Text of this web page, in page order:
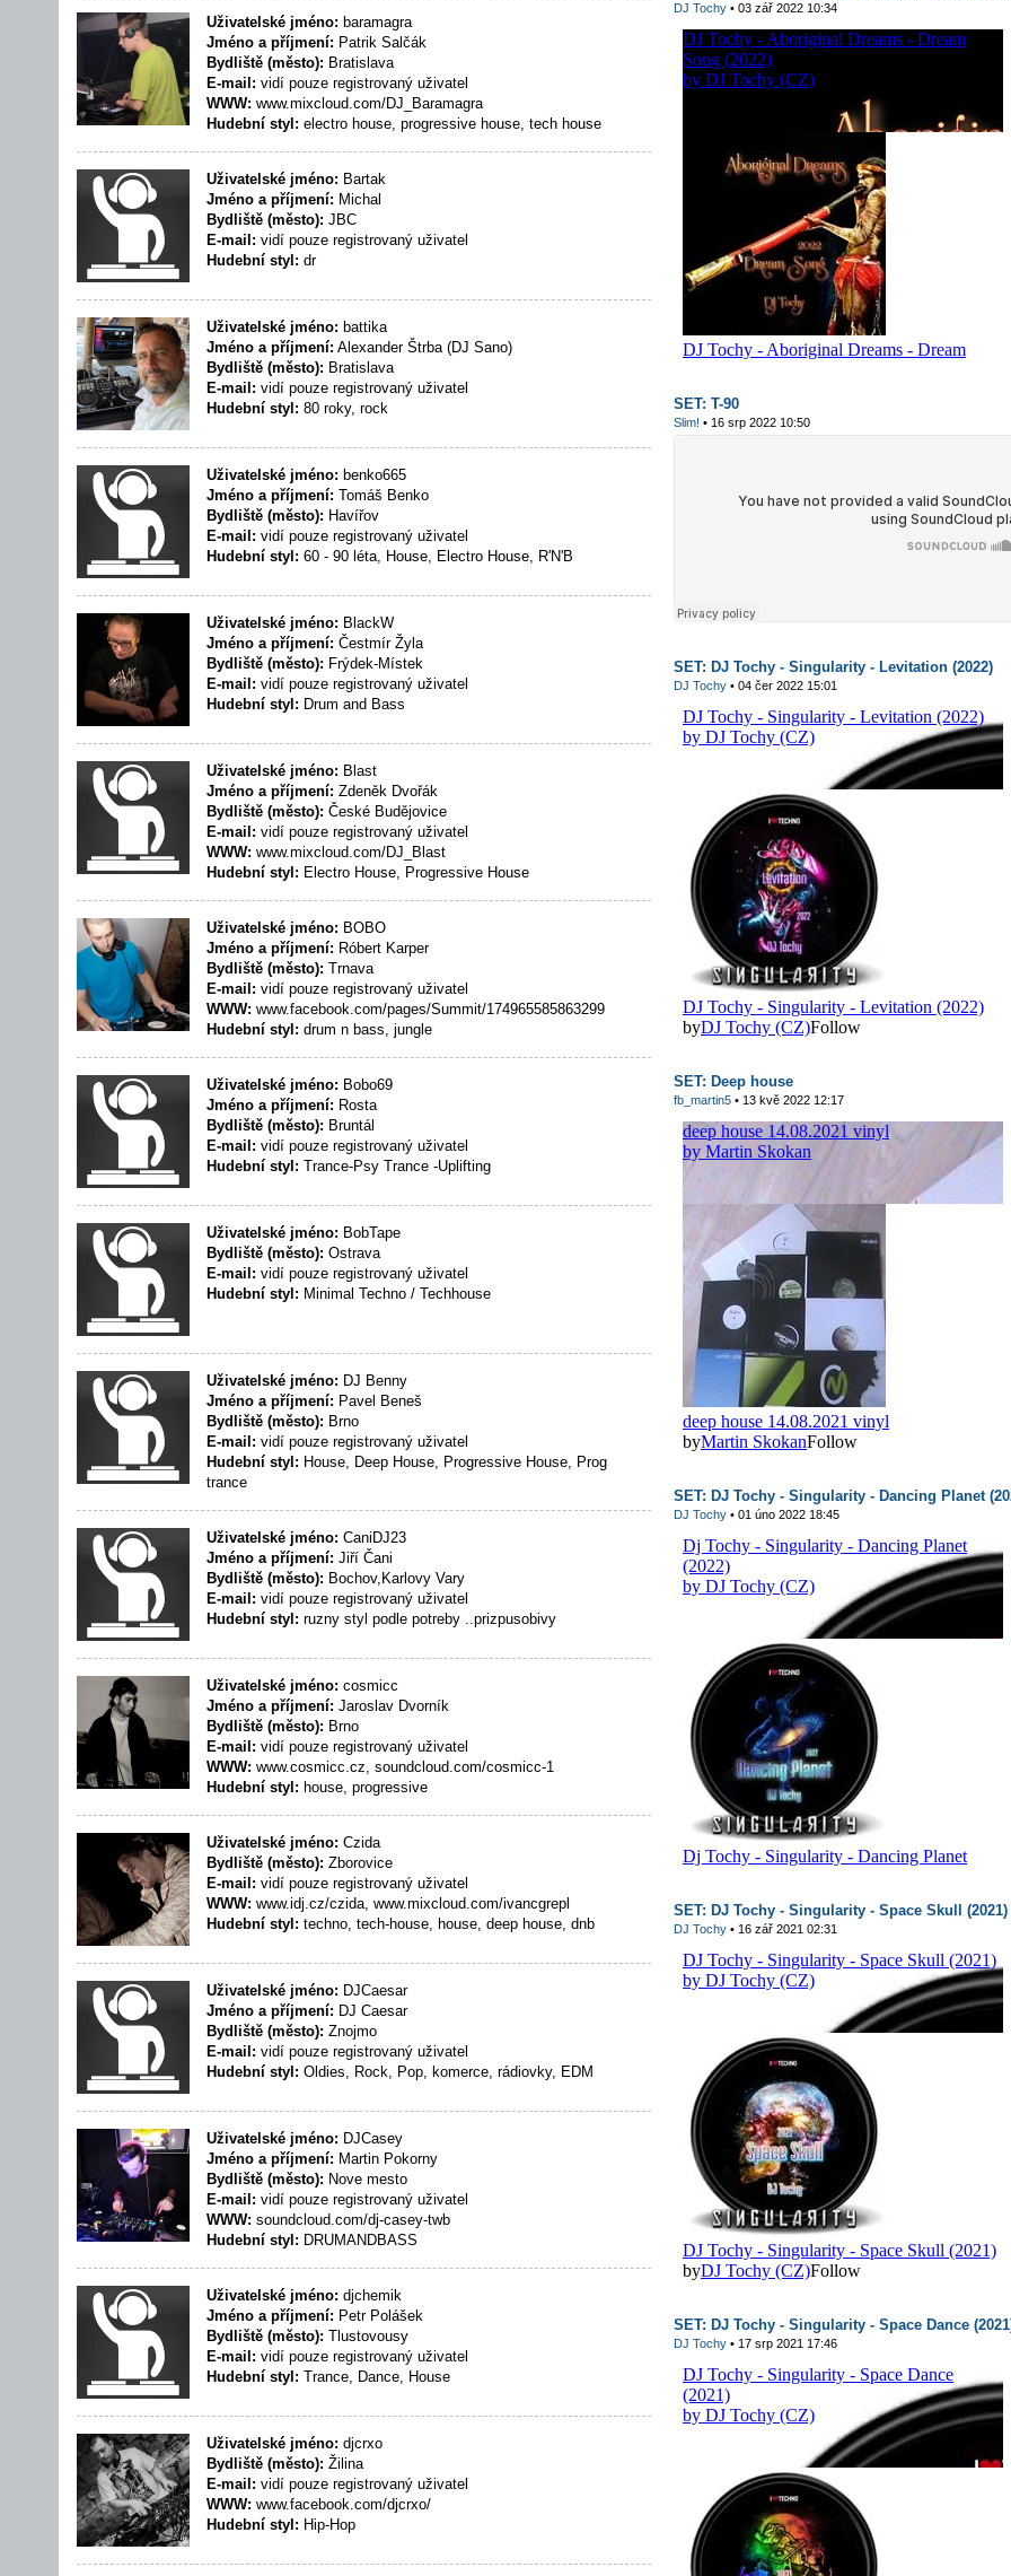
DJ Tochy • 03 zář 2022 10:34
SET: T-90
Slim! • 16 srp 2022 10:50
SET: DJ Tochy - Singularity - Levitation (2022)
DJ Tochy • 04 čer 2022 15:01
SET: Deep house
fb_martin5 • 13 kvě 2022 12:17
SET: DJ Tochy - Singularity - Dancing Planet
DJ Tochy • 01 úno 2022 18:45
SET: DJ Tochy - Singularity - Space Skull (2021)
DJ Tochy • 16 zář 2021 02:31
SET: DJ Tochy - Singularity - Space Dance
DJ Tochy • 17 srp 2021 17:46
Uživatelské jméno: baramagra
Jméno a příjmení: Patrik Salčák
Bydliště (město): Bratislava
E-mail: vidí pouze registrovaný uživatel
WWW: www.mixcloud.com/DJ_Baramagra
Hudební styl: electro house, progressive house, tech house
Uživatelské jméno: Bartak
Jméno a příjmení: Michal
Bydliště (město): JBC
E-mail: vidí pouze registrovaný uživatel
Hudební styl: dr
Uživatelské jméno: battika
Jméno a příjmení: Alexander Štrba (DJ Sano)
Bydliště (město): Bratislava
E-mail: vidí pouze registrovaný uživatel
Hudební styl: 80 roky, rock
Uživatelské jméno: benko665
Jméno a příjmení: Tomáš Benko
Bydliště (město): Havířov
E-mail: vidí pouze registrovaný uživatel
Hudební styl: 60 - 90 léta, House, Electro House, R'N'B
Uživatelské jméno: BlackW
Jméno a příjmení: Čestmír Žyla
Bydliště (město): Frýdek-Místek
E-mail: vidí pouze registrovaný uživatel
Hudební styl: Drum and Bass
Uživatelské jméno: Blast
Jméno a příjmení: Zdeněk Dvořák
Bydliště (město): České Budějovice
E-mail: vidí pouze registrovaný uživatel
WWW: www.mixcloud.com/DJ_Blast
Hudební styl: Electro House, Progressive House
Uživatelské jméno: BOBO
Jméno a příjmení: Róbert Karper
Bydliště (město): Trnava
E-mail: vidí pouze registrovaný uživatel
WWW: www.facebook.com/pages/Summit/174965585863299
Hudební styl: drum n bass, jungle
Uživatelské jméno: Bobo69
Jméno a příjmení: Rosta
Bydliště (město): Bruntál
E-mail: vidí pouze registrovaný uživatel
Hudební styl: Trance-Psy Trance -Uplifting
Uživatelské jméno: BobTape
Bydliště (město): Ostrava
E-mail: vidí pouze registrovaný uživatel
Hudební styl: Minimal Techno / Techhouse
Uživatelské jméno: DJ Benny
Jméno a příjmení: Pavel Beneš
Bydliště (město): Brno
E-mail: vidí pouze registrovaný uživatel
Hudební styl: House, Deep House, Progressive House, Prog
trance
Uživatelské jméno: CaniDJ23
Jméno a příjmení: Jiří Čani
Bydliště (město): Bochov,Karlovy Vary
E-mail: vidí pouze registrovaný uživatel
Hudební styl: ruzny styl podle potreby ..prizpusobivy
Uživatelské jméno: cosmicc
Jméno a příjmení: Jaroslav Dvorník
Bydliště (město): Brno
E-mail: vidí pouze registrovaný uživatel
WWW: www.cosmicc.cz, soundcloud.com/cosmicc-1
Hudební styl: house, progressive
Uživatelské jméno: Czida
Bydliště (město): Zborovice
E-mail: vidí pouze registrovaný uživatel
WWW: www.idj.cz/czida, www.mixcloud.com/ivancgrepl
Hudební styl: techno, tech-house, house, deep house, dnb
Uživatelské jméno: DJCaesar
Jméno a příjmení: DJ Caesar
Bydliště (město): Znojmo
E-mail: vidí pouze registrovaný uživatel
Hudební styl: Oldies, Rock, Pop, komerce, rádiovky, EDM
Uživatelské jméno: DJCasey
Jméno a příjmení: Martin Pokorny
Bydliště (město): Nove mesto
E-mail: vidí pouze registrovaný uživatel
WWW: soundcloud.com/dj-casey-twb
Hudební styl: DRUMANDBASS
Uživatelské jméno: djchemik
Jméno a příjmení: Petr Polášek
Bydliště (město): Tlustovousy
E-mail: vidí pouze registrovaný uživatel
Hudební styl: Trance, Dance, House
Uživatelské jméno: djcrxo
Bydliště (město): Žilina
E-mail: vidí pouze registrovaný uživatel
WWW: www.facebook.com/djcrxo/
Hudební styl: Hip-Hop